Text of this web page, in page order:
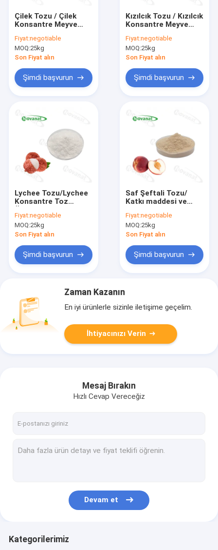
Çilek Tozu / Çilek
Konsantre Meyve
lezzet/ Suda
çözünür/ Temiz
Etiket
Fiyat:negotiable
MOQ:25kg
Son Fiyat alın
Şimdi başvurun
Kızılcık Tozu / Kızılcık
Konsantre Meyve
lezzet / Suda
çözünür / Temiz
Etiket
Fiyat:negotiable
MOQ:25kg
Son Fiyat alın
Şimdi başvurun
Lychee Tozu/Lychee
Konsantre Toz
Çözünür/Temiz
Etiket
Fiyat:negotiable
MOQ:25kg
Son Fiyat alın
Şimdi başvurun
Saf Şeftali Tozu/
Katkı maddesi ve
içermeyen saf aroma
/ Suda Çözünür/
Temiz Etiket
Fiyat:negotiable
MOQ:25kg
Son Fiyat alın
Şimdi başvurun
Zaman Kazanın
En iyi ürünlerle sizinle iletişime geçelim.
İhtiyacınızı Verin
Mesaj Bırakın
Hızlı Cevap Vereceğiz
Devam et
Kategorilerimiz